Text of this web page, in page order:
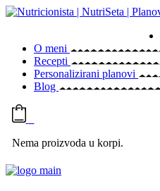
Skip
contentO meni
Recepti
Personalizirani planovi
Blog
Nema proizvoda u korpi.